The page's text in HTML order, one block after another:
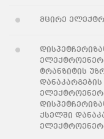
მცირე
ტრანზიტის
ქსელში